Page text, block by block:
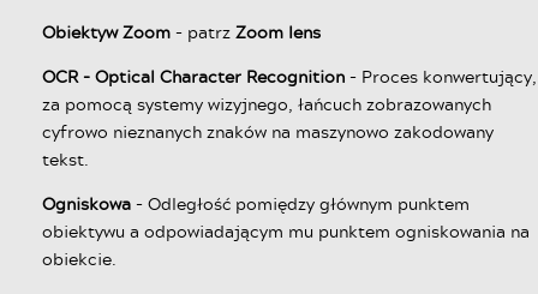
Obiektyw Zoom- patrzZoom lens
OCR - Optical Character Recognition- Proces konwertujący,
za pomocą systemy wizyjnego, łańcuch zobrazowanych
cyfrowo nieznanych znaków na maszynowo zakodowany
tekst.
Ogniskowa- Odległość pomiędzy głównym punktem
obiektywu a odpowiadającym mu punktem ogniskowania na
obiekcie.